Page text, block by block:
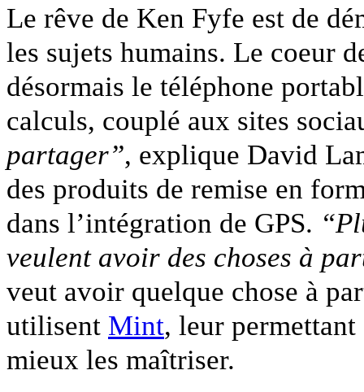
Le rêve de Ken Fyfe est de
les sujets humains. Le coeur
désormais le téléphone
calculs, couplé aux sites
partager”, explique David
des produits de remise en
dans l’intégration de GPS.
veulent avoir des choses à
veut avoir quelque chose à
utilisent Mint, leur permettant
mieux les maîtriser.